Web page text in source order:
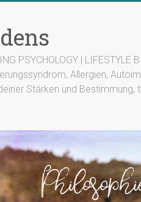
PSYCHOLOGY | LIFESTYLE
Allergien,
Stärken und